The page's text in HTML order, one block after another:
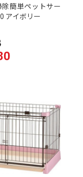
簡単ペットサー
アイボリー